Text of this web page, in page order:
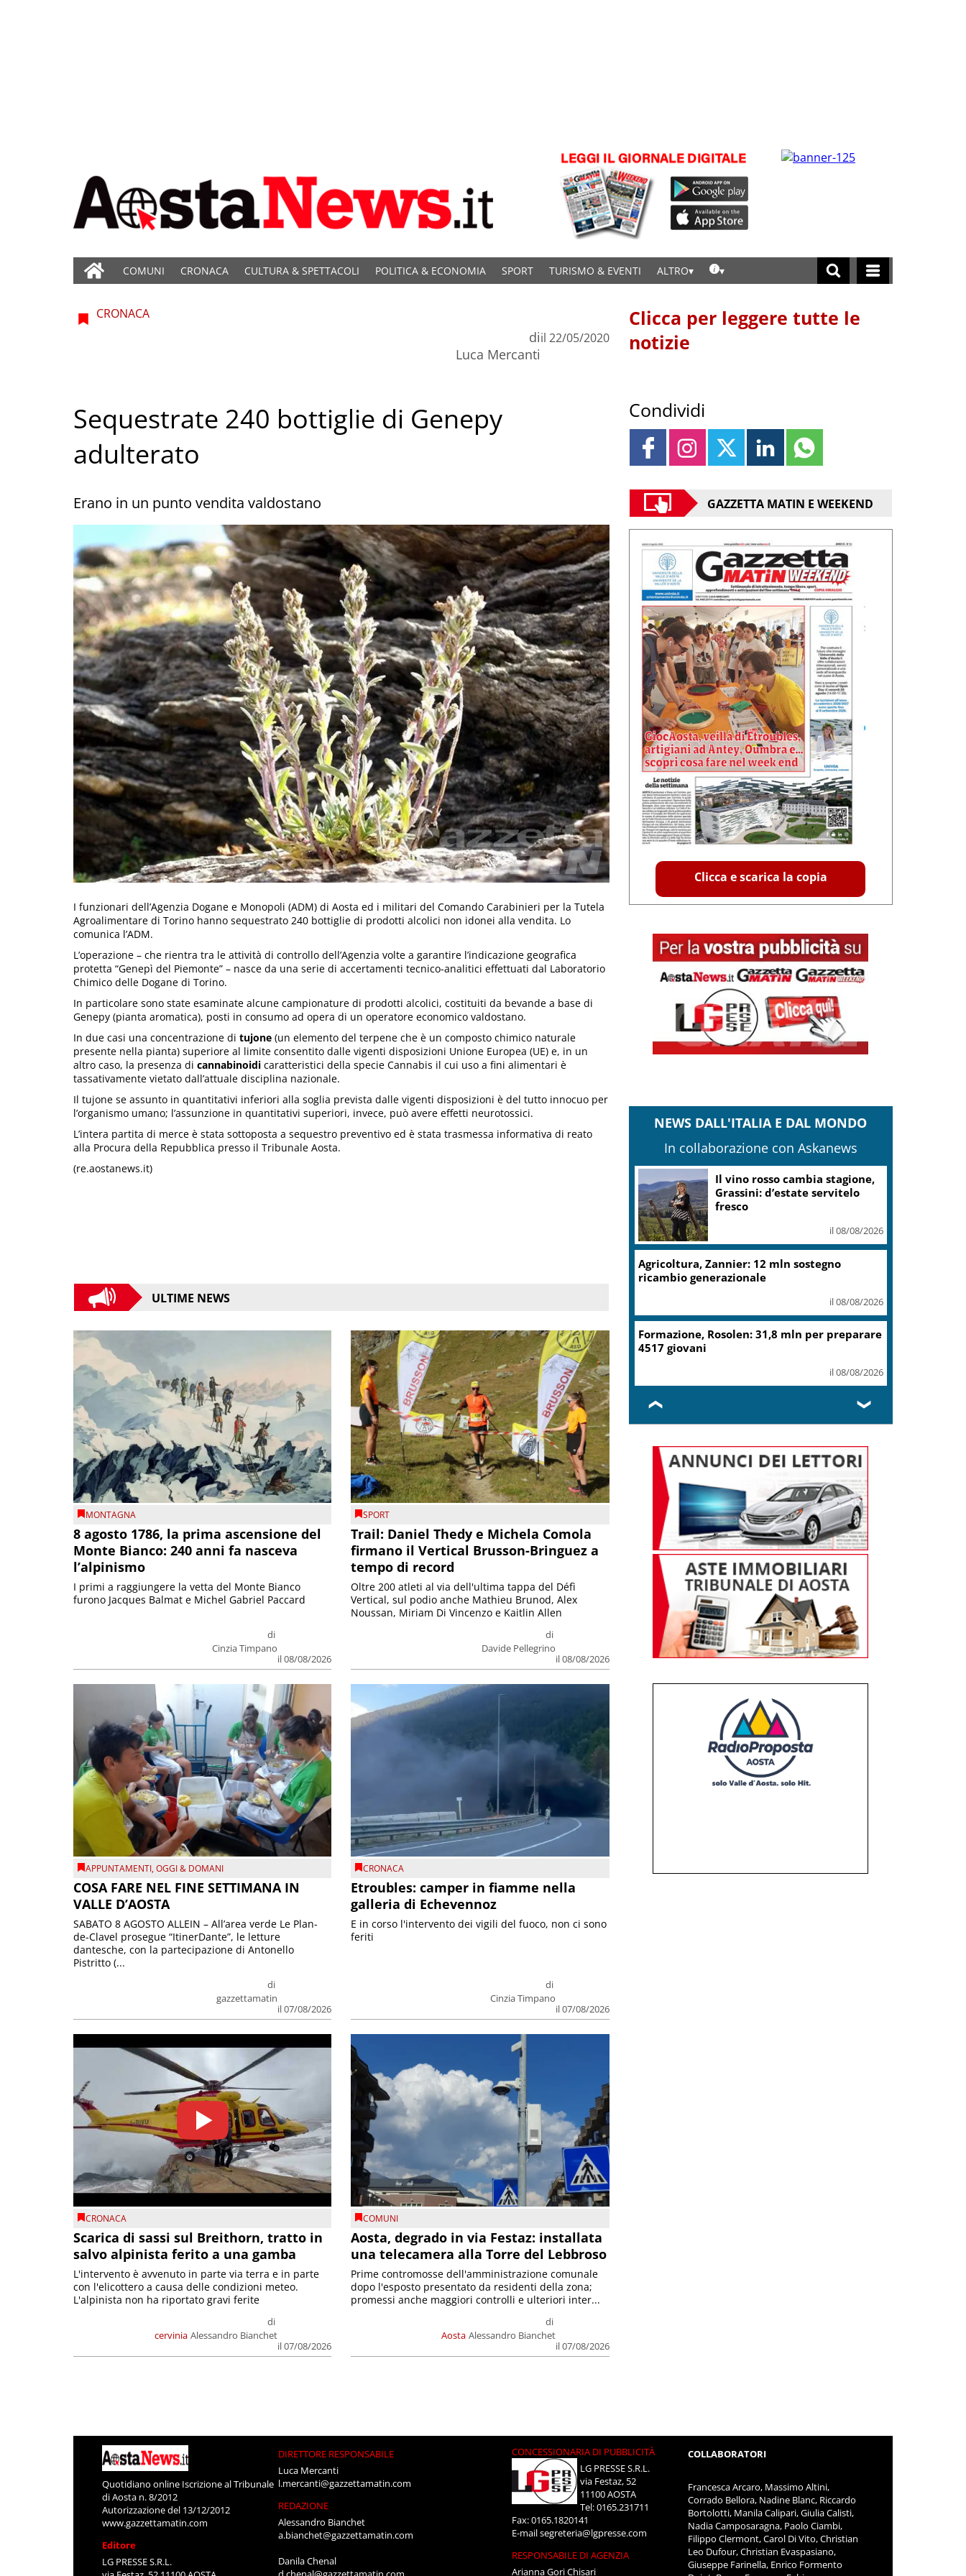
COMUNI CRONACA CULTURA & SPETTACOLI POLITICA & ECONOMIA SPORT TURISMO & EVENTI ALTRO
CRONACA
di
Luca Mercanti
il 22/05/2020
Sequestrate 240 bottiglie di Genepy
adulterato
Erano in un punto vendita valdostano
I funzionari dell’Agenzia Dogane e Monopoli (ADM) di Aosta ed i militari del Comando Carabinieri per la Tutela
Agroalimentare di Torino hanno sequestrato 240 bottiglie di prodotti alcolici non idonei alla vendita. Lo
comunica l’ADM.
L’operazione – che rientra tra le attività di controllo dell’Agenzia volte a garantire l’indicazione geografica
protetta “Genepì del Piemonte” – nasce da una serie di accertamenti tecnico-analitici effettuati dal Laboratorio
Chimico delle Dogane di Torino.
In particolare sono state esaminate alcune campionature di prodotti alcolici, costituiti da bevande a base di
Genepy (pianta aromatica), posti in consumo ad opera di un operatore economico valdostano.
In due casi una concentrazione di tujone (un elemento del terpene che è un composto chimico naturale
presente nella pianta) superiore al limite consentito dalle vigenti disposizioni Unione Europea (UE) e, in un
altro caso, la presenza di cannabinoidi caratteristici della specie Cannabis il cui uso a fini alimentari è
tassativamente vietato dall’attuale disciplina nazionale.
Il tujone se assunto in quantitativi inferiori alla soglia prevista dalle vigenti disposizioni è del tutto innocuo per
l’organismo umano; l’assunzione in quantitativi superiori, invece, può avere effetti neurotossici.
L’intera partita di merce è stata sottoposta a sequestro preventivo ed è stata trasmessa informativa di reato
alla Procura della Repubblica presso il Tribunale Aosta.
(re.aostanews.it)
ULTIME NEWS
MONTAGNA
8 agosto 1786, la prima ascensione del
Monte Bianco: 240 anni fa nasceva
l’alpinismo
di
Cinzia Timpano
il 08/08/2026
I primi a raggiungere la vetta del Monte Bianco
furono Jacques Balmat e Michel Gabriel Paccard
SPORT
Trail: Daniel Thedy e Michela Comola
firmano il Vertical Brusson-Bringuez a
tempo di record
di
Davide Pellegrino
il 08/08/2026
Oltre 200 atleti al via dell'ultima tappa del Défì
Vertical, sul podio anche Mathieu Brunod, Alex
Noussan, Miriam Di Vincenzo e Kaitlin Allen
APPUNTAMENTI,OGGI & DOMANI
COSA FARE NEL FINE SETTIMANA IN
VALLE D’AOSTA
di
gazzettamatin
il 07/08/2026
SABATO 8 AGOSTO ALLEIN – All’area verde Le Plan-
de-Clavel prosegue “ItinerDante”, le letture
dantesche, con la partecipazione di Antonello
Pistritto (...
CRONACA
Etroubles: camper in fiamme nella
galleria di Echevennoz
di
Cinzia Timpano
il 07/08/2026
E in corso l'intervento dei vigili del fuoco, non ci sono
feriti
CRONACA
Scarica di sassi sul Breithorn, tratto in
salvo alpinista ferito a una gamba
cervinia
di
Alessandro Bianchet
il 07/08/2026
L'intervento è avvenuto in parte via terra e in parte
con l'elicottero a causa delle condizioni meteo.
L'alpinista non ha riportato gravi ferite
COMUNI
Aosta, degrado in via Festaz: installata
una telecamera alla Torre del Lebbroso
Aosta
di
Alessandro Bianchet
il 07/08/2026
Prime contromosse dell'amministrazione comunale
dopo l'esposto presentato da residenti della zona;
promessi anche maggiori controlli e ulteriori inter...
Clicca per leggere tutte le
notizie
Condividi
GAZZETTA MATIN E WEEKEND
Clicca e scarica la copia
NEWS DALL'ITALIA E DAL MONDO
In collaborazione con Askanews
Il vino rosso cambia stagione,
Grassini: d’estate servitelo
fresco
il 08/08/2026
Agricoltura, Zannier: 12 mln sostegno
ricambio generazionale
il 08/08/2026
Formazione, Rosolen: 31,8 mln per preparare
4517 giovani
il 08/08/2026
❮ ❯
Quotidiano online Iscrizione al Tribunale
di Aosta n. 8/2012
Autorizzazione del 13/12/2012
www.gazzettamatin.com
Editore
LG PRESSE S.R.L.
DIRETTORE RESPONSABILE
Luca Mercanti
l.mercanti@gazzettamatin.com
REDAZIONE
Alessandro Bianchet
a.bianchet@gazzettamatin.com
Danila Chenal
CONCESSIONARIA DI PUBBLICITÀ
LG PRESSE S.R.L.
via Festaz, 52
11100 AOSTA
Tel: 0165.231711
Fax: 0165.1820141
E-mailsegreteria@lgpresse.com
RESPONSABILE DI AGENZIA
Arianna Gori Chisari
COLLABORATORI
Francesca Arcaro, Massimo Altini,
Corrado Bellora, Nadine Blanc, Riccardo
Bortolotti, Manila Calipari, Giulia Calisti,
Nadia Camposaragna, Paolo Ciambi,
Filippo Clermont, Carol Di Vito, Christian
Leo Dufour, Christian Evaspasiano,
Giuseppe Farinella, Enrico Formento